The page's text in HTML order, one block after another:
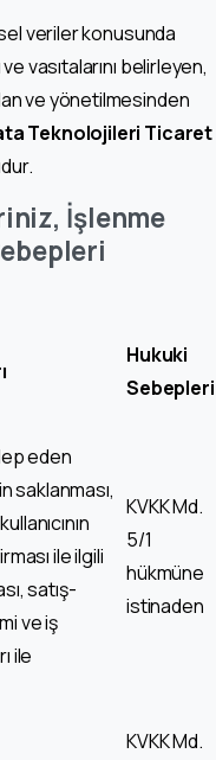
veriler konusunda
vasıtalarını belirleyen,
ve yönetilmesinden
Teknolojileri Ticaret
İşlenme
Hukuki
Sebepleri
eden
saklanması,
ile ilgili
satış-
ve iş
ile
KVKK Md.
5/1
hükmüne
istinaden
KVKK Md.